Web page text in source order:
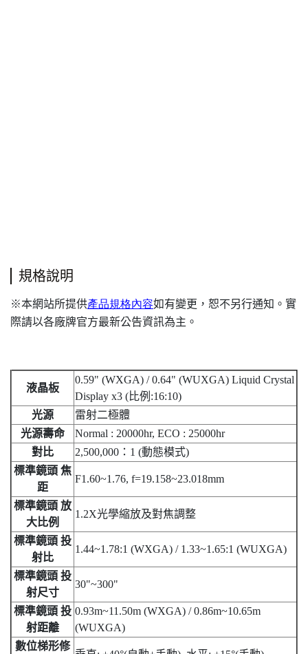
規格說明
※本網站所提供產品規格內容如有變更，恕不另行通知。實
際請以各廠牌官方最新公告資訊為主。
液晶板
0.59" (WXGA) / 0.64" (WUXGA) Liquid Crystal
Display x3 (比例:16:10)
光源
雷射二極體
光源壽命
Normal : 20000hr, ECO : 25000hr
對比
2,500,000：1 (動態模式)
標準鏡頭 焦
距
F1.60~1.76, f=19.158~23.018mm
標準鏡頭 放
大比例
1.2X光學縮放及對焦調整
標準鏡頭 投
射比
1.44~1.78:1 (WXGA) / 1.33~1.65:1 (WUXGA)
標準鏡頭 投
射尺寸
30"~300"
標準鏡頭 投
射距離
0.93m~11.50m (WXGA) / 0.86m~10.65m
(WUXGA)
數位梯形修